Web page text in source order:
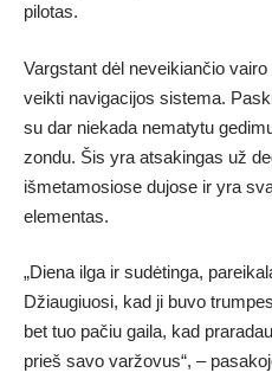
pilotas.
Vargstant dėl neveikiančio
veikti navigacijos sistema.
su dar niekada nematytu
zondu. Šis yra atsakingas už
išmetamosiose dujose ir yra
elementas.
„Diena ilga ir sudėtinga,
Džiaugiuosi, kad ji buvo
bet tuo pačiu gaila, kad
prieš savo varžovus“, –